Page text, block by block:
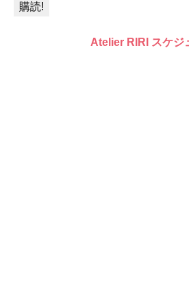
Atelier RIRI スケジ